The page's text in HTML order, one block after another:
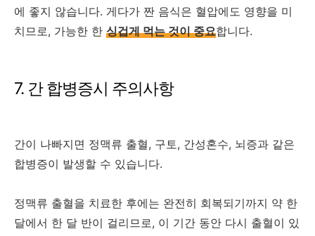
에 좋지 않습니다. 게다가 짠 음식은 혈압에도 영향을 미
치므로, 가능한 한 싱겁게 먹는 것이 중요합니다.
7. 간 합병증시 주의사항
간이 나빠지면 정맥류 출혈, 구토, 간성혼수, 뇌증과 같은
합병증이 발생할 수 있습니다.
정맥류 출혈을 치료한 후에는 완전히 회복되기까지 약 한
달에서 한 달 반이 걸리므로, 이 기간 동안 다시 출혈이 있